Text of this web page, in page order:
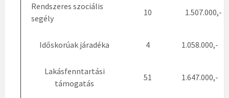
Rendszeres szociális
segély
10 1.507.000,-
Időskorúak járadéka 4 1.058.000,-
Lakásfenntartási
támogatás
51 1.647.000,-